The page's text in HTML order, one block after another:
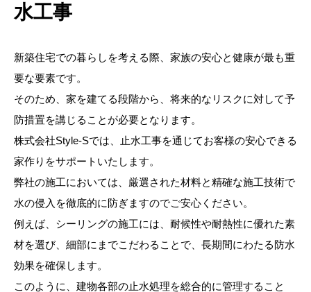
水工事
新築住宅での暮らしを考える際、家族の安心と健康が最も重
要な要素です。
そのため、家を建てる段階から、将来的なリスクに対して予
防措置を講じることが必要となります。
株式会社Style-Sでは、止水工事を通じてお客様の安心できる
家作りをサポートいたします。
弊社の施工においては、厳選された材料と精確な施工技術で
水の侵入を徹底的に防ぎますのでご安心ください。
例えば、シーリングの施工には、耐候性や耐熱性に優れた素
材を選び、細部にまでこだわることで、長期間にわたる防水
効果を確保します。
このように、建物各部の止水処理を総合的に管理すること